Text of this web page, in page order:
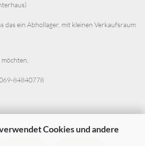
Cookies und andere
das ein Abhollager, mit kleinen Verkaufsraum
84840778